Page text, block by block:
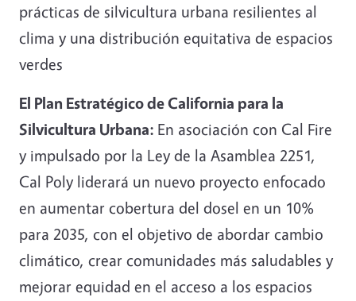
prácticas de silvicultura urbana resilientes al
clima y una distribución equitativa de espacios
verdes
El Plan Estratégico de California para la
Silvicultura Urbana: En asociación con Cal Fire
y impulsado por la Ley de la Asamblea 2251,
Cal Poly liderará un nuevo proyecto enfocado
en aumentar cobertura del dosel en un 10%
para 2035, con el objetivo de abordar cambio
climático, crear comunidades más saludables y
mejorar equidad en el acceso a los espacios